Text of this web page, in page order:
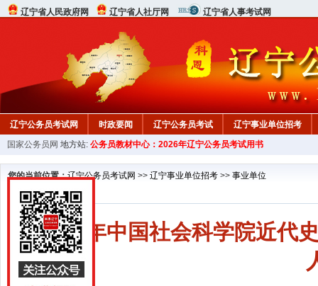
辽宁省人民政府网 辽宁省人社厅网 辽宁省人事考试网
辽宁公务员考试网 时政要闻 辽宁公务员考试
辽宁事业单位招考
国家公务员网 地方站: 公务员教材中心：2026年辽宁公务员考试用书
您的当前位置：辽宁公务员考试网 >> 辽宁事业单位招考 >> 事业单位
2016年中国社会科学院近代